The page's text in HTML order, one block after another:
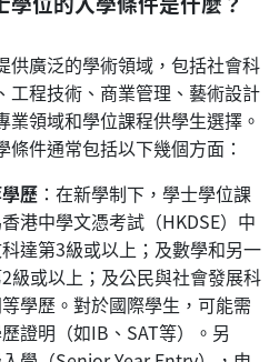
供廣泛的學術領域，包括社會科
工程技術、商業管理、藝術設計
領域和學位課程供學生選擇。
件通常包括以下幾個方面：
歷 ：在新學制下，學士學位課
港中學文憑考試（HKDSE）中
達第3級或以上；及數學和另一
級或以上；及公民與社會發展科
學歷。對於國際學生，可能需
證明（如IB、SAT等）。另